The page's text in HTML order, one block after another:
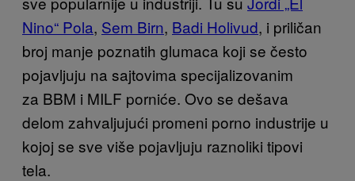
Nino“ Pola, Sem Birn, Badi Holivud, i priličan
broj manje poznatih glumaca koji se često
pojavljuju na sajtovima specijalizovanim
za BBM i MILF porniće. Ovo se dešava
delom zahvaljujući promeni porno industrije u
kojoj se sve više pojavljuju raznoliki tipovi
tela.